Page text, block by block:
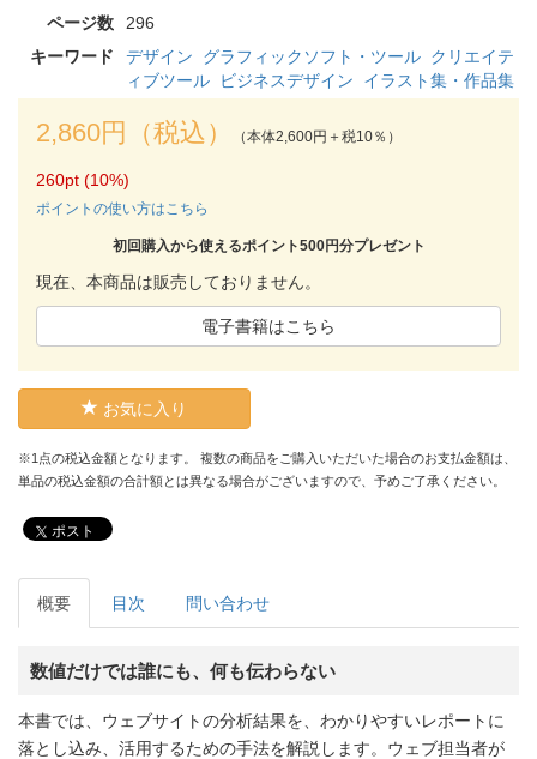
ページ数
296
キーワード
デザイン グラフィックソフト・ツール クリエイテ
ィブツール
ビジネスデザイン イラスト集・作品集
2,860円（税込） （本体2,600円＋税10％）
260pt (10%)
ポイントの使い方はこちら
初回購入から使えるポイント500円分プレゼント
現在、本商品は販売しておりません。
電子書籍はこちら
お気に入り
※1点の税込金額となります。 複数の商品をご購入いただいた場合のお支払金額は、
単品の税込金額の合計額とは異なる場合がございますので、予めご了承ください。
ポスト
概要 目次 問い合わせ
数値だけでは誰にも、何も伝わらない
本書では、ウェブサイトの分析結果を、わかりやすいレポートに
落とし込み、活用するための手法を解説します。ウェブ担当者が